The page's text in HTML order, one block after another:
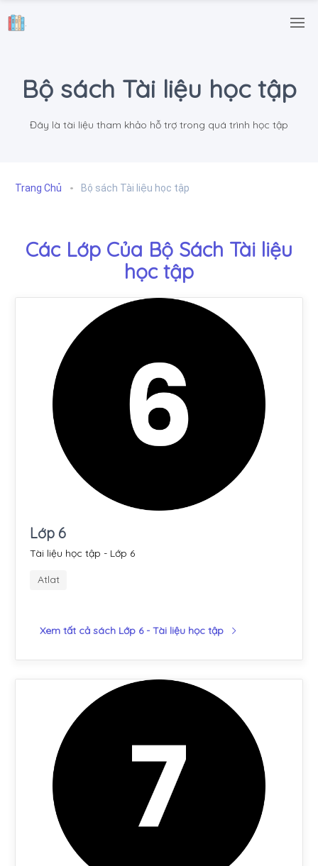
.
Bộ sách Tài liệu học tập
Đây là tài liệu tham khảo hỗ trợ trong quá trình học tập
Trang Chủ Bộ sách Tài liệu học tập
Các Lớp Của Bộ Sách Tài liệu
học tập
Lớp 6
Tài liệu học tập - Lớp 6
Atlat
Xem tất cả sách Lớp 6 - Tài liệu học tập